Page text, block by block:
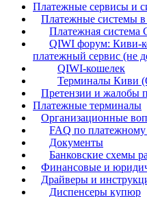
Платежные сервисы и
Платежные системы
Платежная система
QIWI форум: Киви-
платежный сервис (не
QIWI-кошелек
Терминалы Киви
Претензии и жалобы
Платежные терминалы
Организационные
FAQ по платежному
Документы
Банковские схемы
Финансовые и
Драйверы и
Диспенсеры купюр